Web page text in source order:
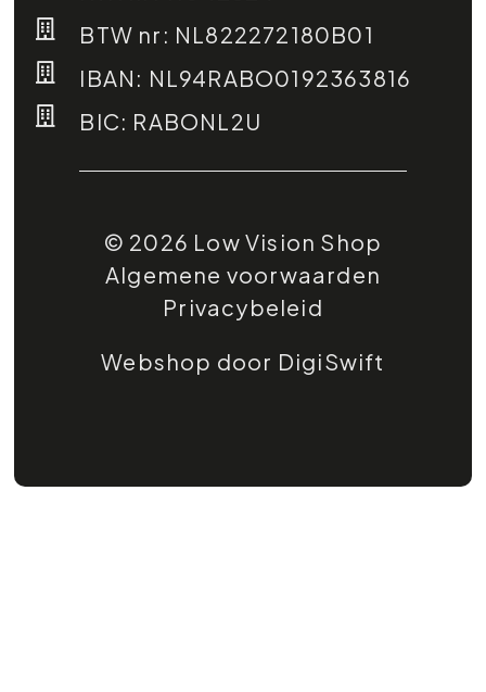
BTW nr: NL822272180B01
IBAN: NL94RABO0192363816
BIC: RABONL2U
© 2026 Low Vision Shop
Algemene voorwaarden
Privacybeleid
Webshop door DigiSwift